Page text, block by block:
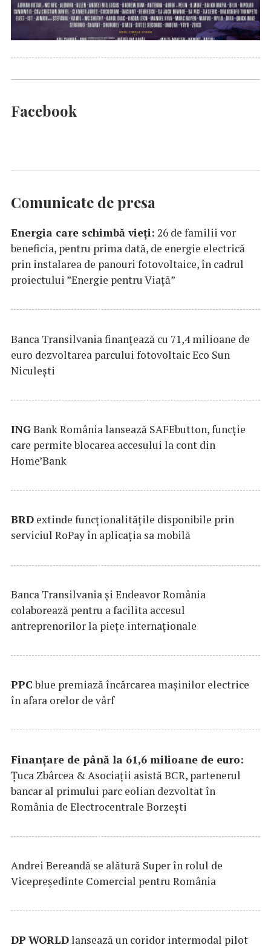
Facebook
Comunicate de presa
Energia care schimbă vieți: 26 de familii vor
beneficia, pentru prima dată, de energie electrică
prin instalarea de panouri fotovoltaice, în cadrul
proiectului ”Energie pentru Viață”
Banca Transilvania finanțează cu 71,4 milioane de
euro dezvoltarea parcului fotovoltaic Eco Sun
Niculești
INGBank România lansează SAFEbutton, funcţie
care permite blocarea accesului la cont din
Home’Bank
BRD extinde funcţionalităţile disponibile prin
serviciul RoPay în aplicaţia sa mobilă
Banca Transilvania şi Endeavor România
colaborează pentru a facilita accesul
antreprenorilor la pieţe internaţionale
PPCblue premiază încărcarea maşinilor electrice
în afara orelor de vârf
Finanțare de până la 61,6 milioane de euro:
Țuca Zbârcea & Asociații asistă BCR, partenerul
bancar al primului parc eolian dezvoltat în
România de Electrocentrale Borzești
Andrei Bereandă se alătură Super în rolul de
Vicepreședinte Comercial pentru România
DP WORLDlansează un coridor intermodal pilot